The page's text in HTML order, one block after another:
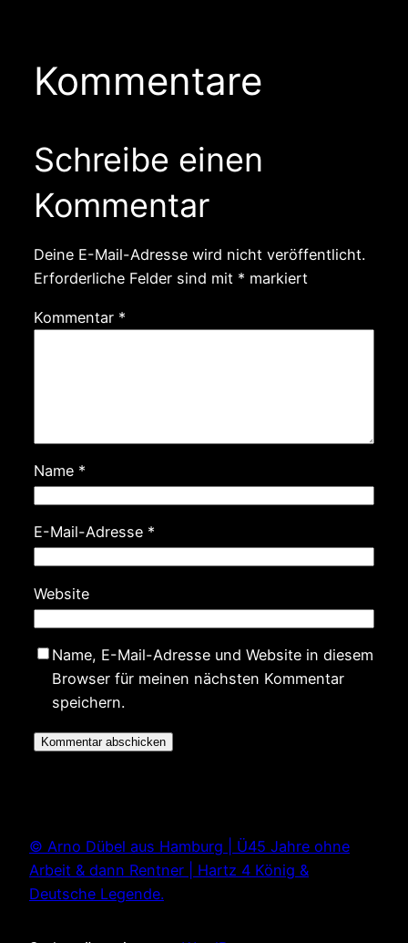
Kommentare
Schreibe einen
Kommentar
Deine E-Mail-Adresse wird nicht veröffentlicht.
Erforderliche Felder sind mit * markiert
Kommentar *
Name *
E-Mail-Adresse *
Website
Name, E-Mail-Adresse und Website in diesem
Browser für meinen nächsten Kommentar
speichern.
© Arno Dübel aus Hamburg | Ü45 Jahre ohne
Arbeit & dann Rentner | Hartz 4 König &
Deutsche Legende.